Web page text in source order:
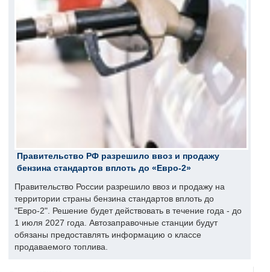
Правительство РФ разрешило ввоз и продажу
бензина стандартов вплоть до «Евро-2»
Правительство России разрешило ввоз и продажу на
территории страны бензина стандартов вплоть до
"Евро-2". Решение будет действовать в течение года - до
1 июля 2027 года. Автозаправочные станции будут
обязаны предоставлять информацию о классе
продаваемого топлива.